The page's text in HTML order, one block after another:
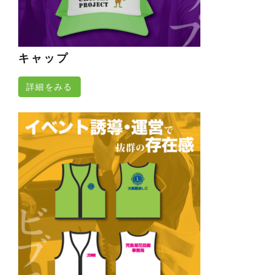
キャップ
詳細をみる